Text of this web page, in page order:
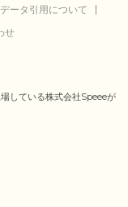
データ引用について
せ
している株式会社Speeeが